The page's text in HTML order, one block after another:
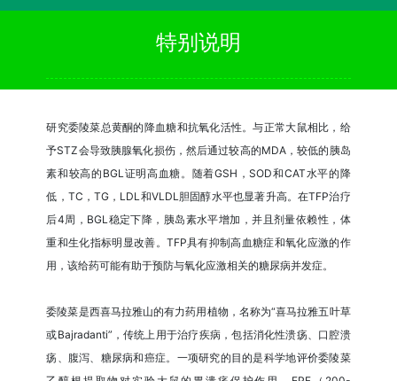
特别说明
研究委陵菜总黄酮的降血糖和抗氧化活性。与正常大鼠相比，给
予STZ会导致胰腺氧化损伤，然后通过较高的MDA，较低的胰岛
素和较高的BGL证明高血糖。随着GSH，SOD和CAT水平的降
低，TC，TG，LDL和VLDL胆固醇水平也显著升高。在TFP治疗
后4周，BGL稳定下降，胰岛素水平增加，并且剂量依赖性，体
重和生化指标明显改善。TFP具有抑制高血糖症和氧化应激的作
用，该给药可能有助于预防与氧化应激相关的糖尿病并发症。
委陵菜是西喜马拉雅山的有力药用植物，名称为“喜马拉雅五叶草
或Bajradanti”，传统上用于治疗疾病，包括消化性溃疡、口腔溃
疡、腹泻、糖尿病和癌症。一项研究的目的是科学地评价委陵菜